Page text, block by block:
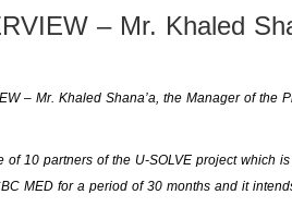
– Mr. Khaled
– Mr. Khaled Shana’a, the Manager of
of 10 partners of the U-SOLVE project which
MED for a period of 30 months and it